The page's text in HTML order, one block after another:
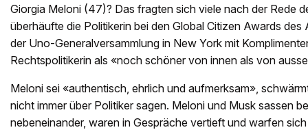
Giorgia Meloni (47)? Das fragten sich viele nach der Rede
überhäufte die Politikerin bei den Global Citizen Awards des
der Uno-Generalversammlung in New York mit
Rechtspolitikerin als «noch schöner von innen als von
Meloni sei «authentisch, ehrlich und aufmerksam»,
nicht immer über Politiker sagen. Meloni und Musk sassen
nebeneinander, waren in Gespräche vertieft und warfen